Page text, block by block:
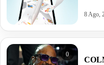
8 Ago,
0